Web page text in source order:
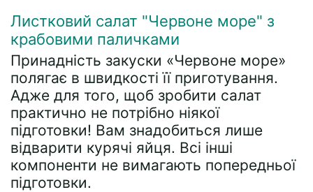
Листковий салат "Червоне море" з
крабовими паличками
Принадність закуски «Червоне море»
полягає в швидкості її приготування.
Адже для того, щоб зробити салат
практично не потрібно ніякої
підготовки! Вам знадобиться лише
відварити курячі яйця. Всі інші
компоненти не вимагають попередньої
підготовки.